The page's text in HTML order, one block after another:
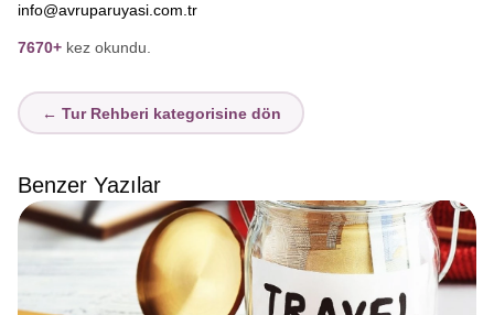
info@avruparuyasi.com.tr
7670+ kez okundu.
← Tur Rehberi kategorisine dön
Benzer Yazılar